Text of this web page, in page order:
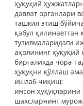
ҳуқуқий
давлат органлари
ташкил этиш
қабул
тузилмаларидаги
аҳолининг
биргаликда чора-
ҳуқуқни қўллаш
ишлаб чиқиш;
инсон
шахсларнинг